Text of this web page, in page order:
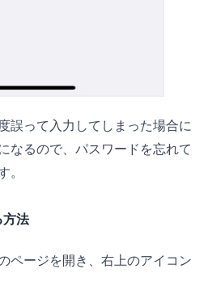
誤って入力してしまった場合に
なるので、パスワードを忘れて
法
ページを開き、右上のアイコン